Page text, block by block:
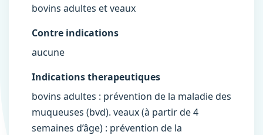
bovins adultes et veaux
Contre indications
aucune
Indications therapeutiques
bovins adultes : prévention de la maladie des
muqueuses (bvd). veaux (à partir de 4
semaines d’âge) : prévention de la